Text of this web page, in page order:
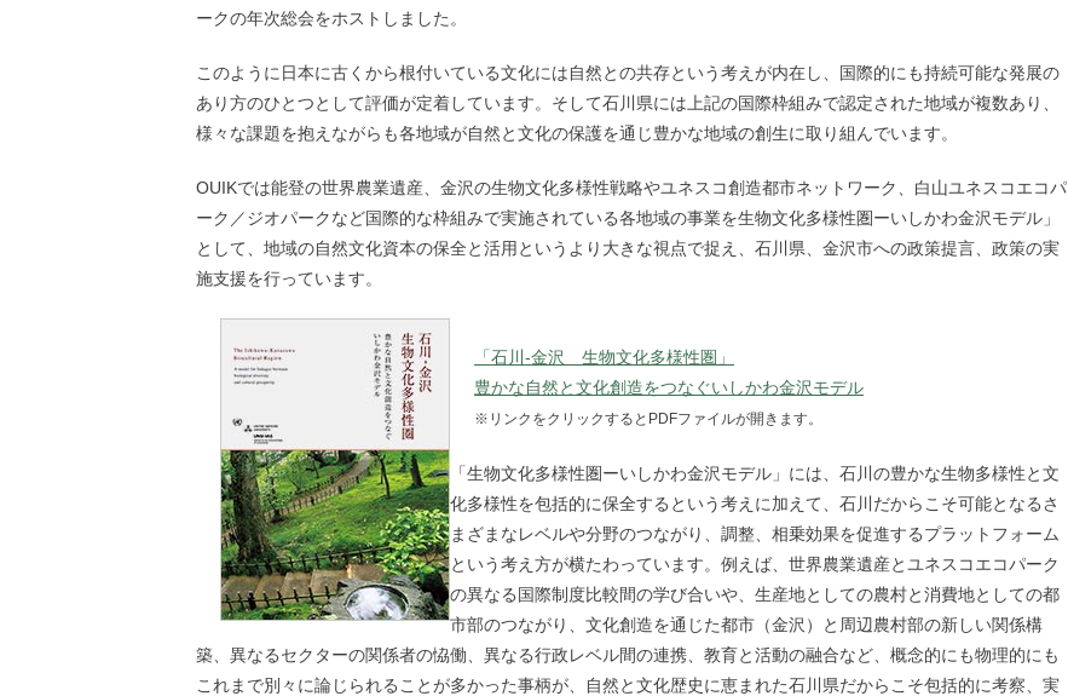
ークの年次総会をホストしました。
このように日本に古くから根付いている文化には自然との共存という考えが内在し、国際的にも持続可能な発展の
あり方のひとつとして評価が定着しています。そして石川県には上記の国際枠組みで認定された地域が複数あり、
様々な課題を抱えながらも各地域が自然と文化の保護を通じ豊かな地域の創生に取り組んでいます。
OUIKでは能登の世界農業遺産、金沢の生物文化多様性戦略やユネスコ創造都市ネットワーク、白山ユネスコエコパ
ーク／ジオパークなど国際的な枠組みで実施されている各地域の事業を生物文化多様性圏ーいしかわ金沢モデル」
として、地域の自然文化資本の保全と活用というより大きな視点で捉え、石川県、金沢市への政策提言、政策の実
施支援を行っています。
「石川-金沢 生物文化多様性圏」
豊かな自然と文化創造をつなぐいしかわ金沢モデル
※リンクをクリックするとPDFファイルが開きます。
「生物文化多様性圏ーいしかわ金沢モデル」には、石川の豊かな生物多様性と文
化多様性を包括的に保全するという考えに加えて、石川だからこそ可能となるさ
まざまなレベルや分野のつながり、調整、相乗効果を促進するプラットフォーム
という考え方が横たわっています。例えば、世界農業遺産とユネスコエコパーク
の異なる国際制度比較間の学び合いや、生産地としての農村と消費地としての都
市部のつながり、文化創造を通じた都市（金沢）と周辺農村部の新しい関係構
築、異なるセクターの関係者の恊働、異なる行政レベル間の連携、教育と活動の融合など、概念的にも物理的にも
これまで別々に論じられることが多かった事柄が、自然と文化歴史に恵まれた石川県だからこそ包括的に考察、実